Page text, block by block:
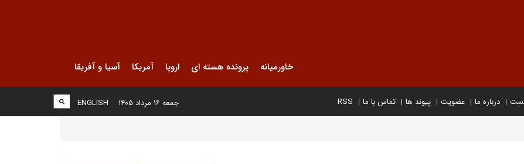
خاورمیانه پرونده هسته ای اروپا آمریکا آسیا و آفریقا
درباره ما عضویت پیوند ها تماس با ما RSS
ENGLISH جمعه ۱۶ مرداد ۱۴۰۵